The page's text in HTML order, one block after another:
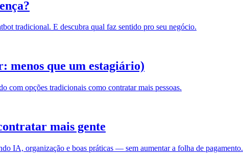
tradicional. E descubra qual faz sentido pro seu negócio.
menos que um estagiário)
com opções tradicionais como contratar mais pessoas.
mais gente
IA, organização e boas práticas — sem aumentar a folha de pagamento.